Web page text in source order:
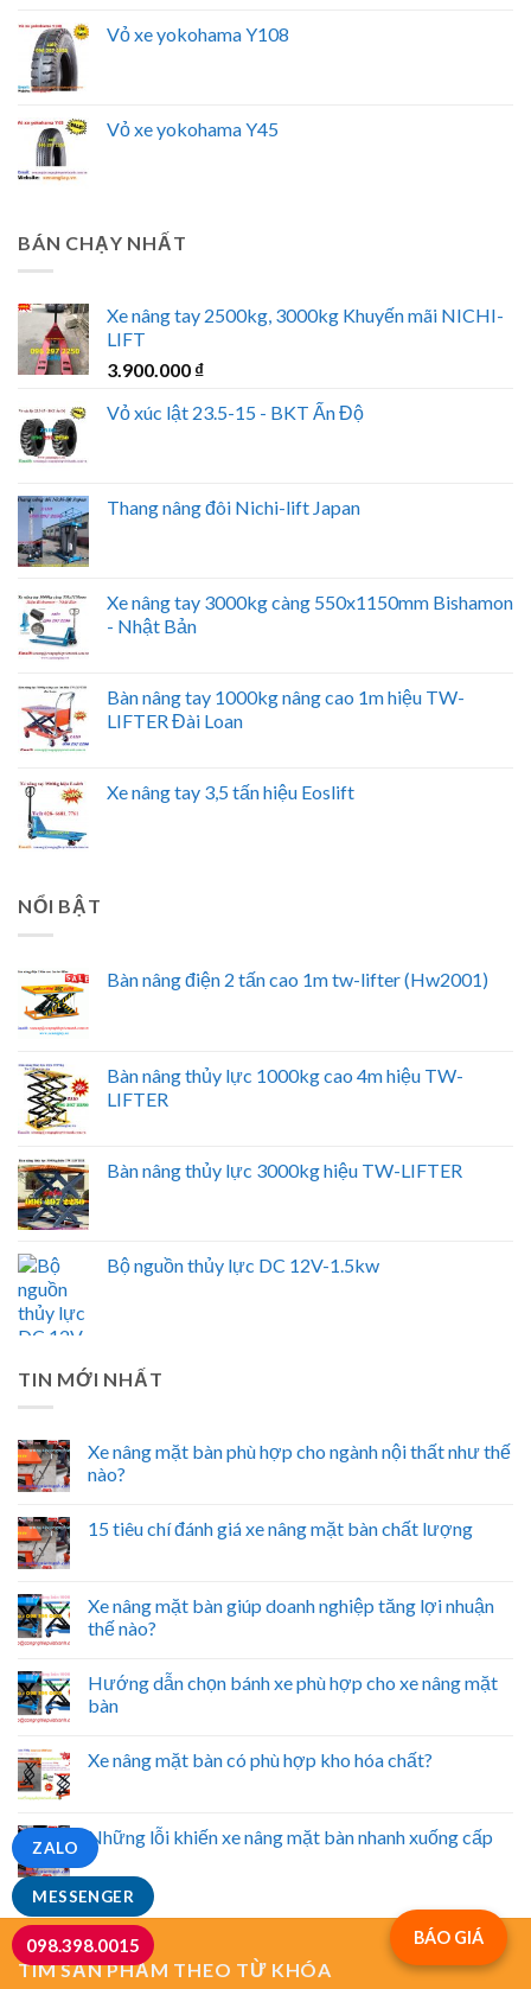
MESSENGER
ZALO
098.398.0015
Vỏ xe yokohama Y108
Vỏ xe yokohama Y45
BÁN CHẠY NHẤT
Xe nâng tay 2500kg, 3000kg Khuyến mãi NICHI-
LIFT
3.900.000 ₫
Vỏ xúc lật 23.5-15 - BKT Ấn Độ
Thang nâng đôi Nichi-lift Japan
Xe nâng tay 3000kg càng 550x1150mm Bishamon
- Nhật Bản
Bàn nâng tay 1000kg nâng cao 1m hiệu TW-
LIFTER Đài Loan
Xe nâng tay 3,5 tấn hiệu Eoslift
NỔI BẬT
Bàn nâng điện 2 tấn cao 1m tw-lifter (Hw2001)
Bàn nâng thủy lực 1000kg cao 4m hiệu TW-
LIFTER
Bàn nâng thủy lực 3000kg hiệu TW-LIFTER
Bộ nguồn thủy lực DC 12V-1.5kw
TIN MỚI NHẤT
Xe nâng mặt bàn phù hợp cho ngành nội thất như thế
nào?
15 tiêu chí đánh giá xe nâng mặt bàn chất lượng
Xe nâng mặt bàn giúp doanh nghiệp tăng lợi nhuận
thế nào?
Hướng dẫn chọn bánh xe phù hợp cho xe nâng mặt
bàn
Xe nâng mặt bàn có phù hợp kho hóa chất?
Những lỗi khiến xe nâng mặt bàn nhanh xuống cấp
TÌM SẢN PHẨM THEO TỪ KHÓA
BÁO GIÁ